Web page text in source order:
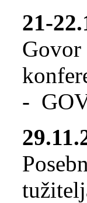
21-
-